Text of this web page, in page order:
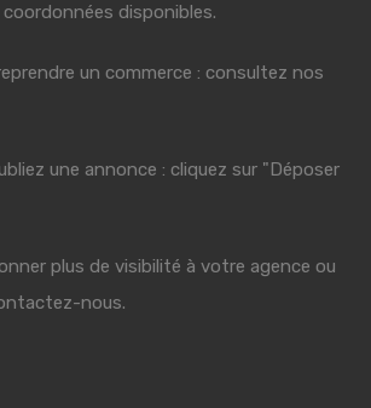
disponibles.
un commerce : consultez nos
une annonce : cliquez sur "Déposer
plus de visibilité à votre agence ou
nous.